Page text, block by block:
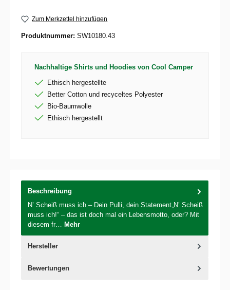
Zum Merkzettel hinzufügen
Produktnummer: SW10180.43
Nachhaltige Shirts und Hoodies von Cool Camper
Ethisch hergestellte
Better Cotton und recyceltes Polyester
Bio-Baumwolle
Ethisch hergestellt
Beschreibung
N’ Scheiß muss ich – Dein Pulli, dein Statement„N’ Scheiß
muss ich!“ – das ist doch mal ein Lebensmotto, oder? Mit
diesem fr… Mehr
Hersteller
Bewertungen